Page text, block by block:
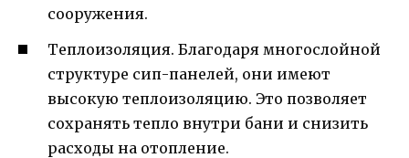
сооружения.
Теплоизоляция. Благодаря многослойной
структуре сип-панелей, они имеют
высокую теплоизоляцию. Это позволяет
сохранять тепло внутри бани и снизить
расходы на отопление.